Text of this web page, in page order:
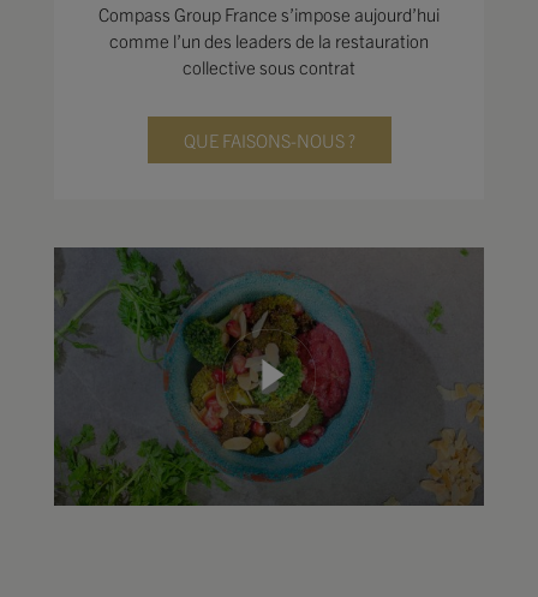
Compass Group France s’impose aujourd’hui
comme l’un des leaders de la restauration
collective sous contrat
QUE FAISONS-NOUS ?